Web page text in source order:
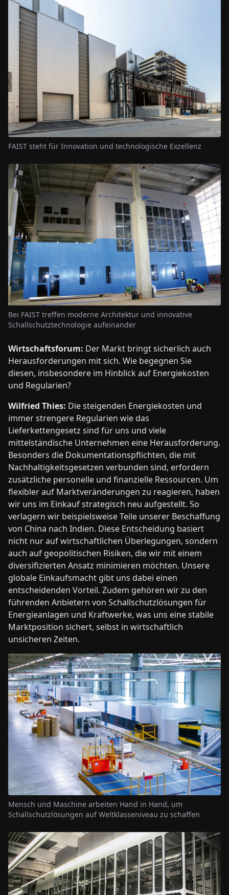
FAIST steht für Innovation und technologische Exzellenz
Bei FAIST treffen moderne Architektur und innovative
Schallschutztechnologie aufeinander
Wirtschaftsforum: Der Markt bringt sicherlich auch
Herausforderungen mit sich. Wie begegnen Sie
diesen, insbesondere im Hinblick auf Energiekosten
und Regularien?
Wilfried Thies: Die steigenden Energiekosten und
immer strengere Regularien wie das
Lieferkettengesetz sind für uns und viele
mittelständische Unternehmen eine Herausforderung.
Besonders die Dokumentationspflichten, die mit
Nachhaltigkeitsgesetzen verbunden sind, erfordern
zusätzliche personelle und finanzielle Ressourcen. Um
flexibler auf Marktveränderungen zu reagieren, haben
wir uns im Einkauf strategisch neu aufgestellt. So
verlagern wir beispielsweise Teile unserer Beschaffung
von China nach Indien. Diese Entscheidung basiert
nicht nur auf wirtschaftlichen Überlegungen, sondern
auch auf geopolitischen Risiken, die wir mit einem
diversifizierten Ansatz minimieren möchten. Unsere
globale Einkaufsmacht gibt uns dabei einen
entscheidenden Vorteil. Zudem gehören wir zu den
führenden Anbietern von Schallschutzlösungen für
Energieanlagen und Kraftwerke, was uns eine stabile
Marktposition sichert, selbst in wirtschaftlich
unsicheren Zeiten.
Mensch und Maschine arbeiten Hand in Hand, um
Schallschutzlösungen auf Weltklasseniveau zu schaffen